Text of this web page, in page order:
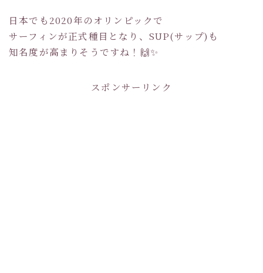
日本でも2020年のオリンピックで
サーフィンが正式種目となり、SUP(サップ)も
知名度が高まりそうですね！🙌✨
スポンサーリンク